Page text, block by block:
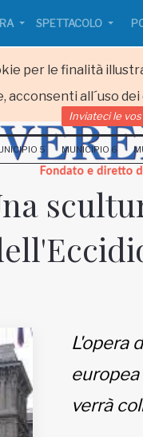
per le finalità
acconsenti all´uso
SPETTACOLO
Inviateci le
5 MUNICIPIO 6
L'opera
verrà